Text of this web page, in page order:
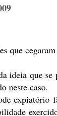
que
ideia que
neste caso.
expiatório